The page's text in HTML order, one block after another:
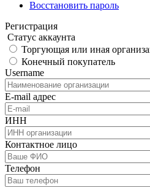
Восстановить пароль
Регистрация
Статус аккаунта
Торгующая или иная
Конечный покупатель
Username
E-mail адрес
ИНН
Контактное лицо
Телефон